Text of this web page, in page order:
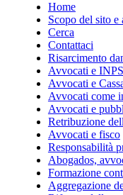
Home
Scopo del sito e
Cerca
Contattaci
Risarcimento
Avvocati e INPS
Avvocati e
Avvocati come
Avvocati e
Retribuzione
Avvocati e fisco
Responsabilità
Abogados,
Formazione
Aggregazione